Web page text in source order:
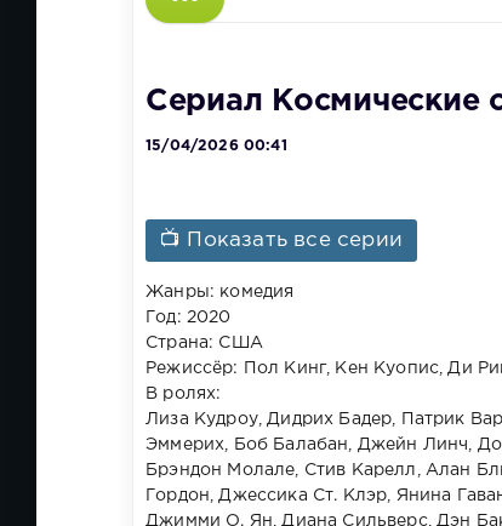
Сериал Космические
15/04/2026 00:41
📺 Показать все серии
Жанры: комедия
Год: 2020
Страна: США
Режиссёр: Пол Кинг, Кен Куопис, Ди
В ролях:
Лиза Кудроу, Дидрих Бадер, Патрик
Эммерих, Боб Балабан, Джейн Линч,
Брэндон Молале, Стив Карелл, Алан
Гордон, Джессика Ст. Клэр, Янина
Джимми О. Ян, Диана Сильверс, Дэн